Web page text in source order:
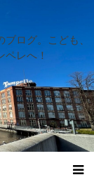
ログ。こども、
レへ！